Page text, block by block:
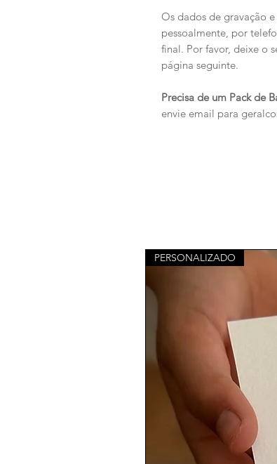
Os dados de gravação
pessoalmente, por
final. Por favor, deixe o
página seguinte.
Precisa de um Pack de
envie email para
PERSONALIZADO